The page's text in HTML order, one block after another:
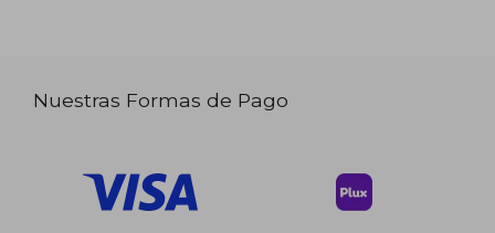
Nuestras Formas de Pago